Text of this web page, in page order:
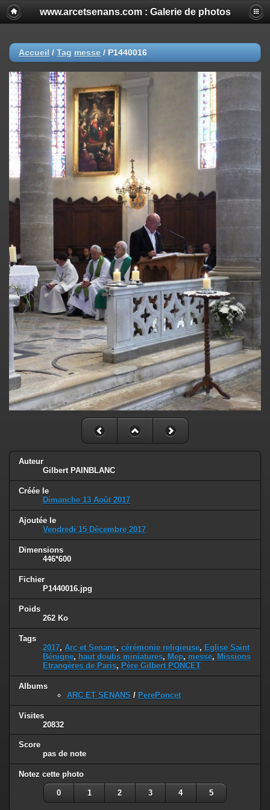
www.arcetsenans.com : Galerie de photos
Accueil / Tag messe / P1440016
Auteur
Gilbert PAINBLANC
Créée le
Dimanche 13 Août 2017
Ajoutée le
Vendredi 15 Décembre 2017
Dimensions
446*600
Fichier
P1440016.jpg
Poids
262 Ko
Tags
2017, Arc et Senans, cérémonie religieuse, Eglise Saint
Bénigne, haut doubs miniatures, Mep, messe, Missions
Etrangères de Paris, Père Gilbert PONCET
Albums
ARC ET SENANS / PerePoncet
Visites
20832
Score
pas de note
Notez cette photo
0 1 2 3 4 5